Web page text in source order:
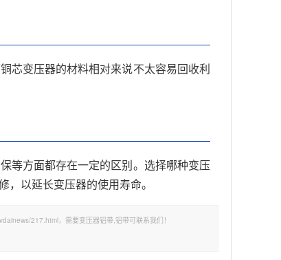
芯变压器的材料相对来说不太容易回收利
等方面都存在一定的区别。选择哪种变压
以延长变压器的使用寿命。
217.html，需要变压器铝带,铝带可联系我们！